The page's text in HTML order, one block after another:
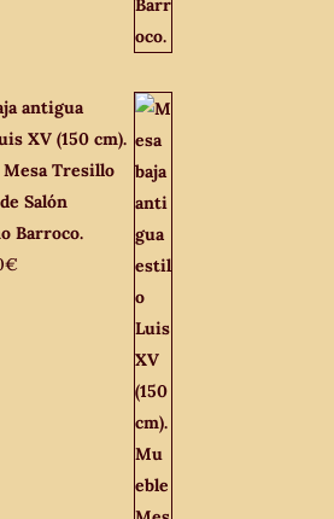
antigua
XV (150 cm).
Tresillo
Salón
Barroco.
€